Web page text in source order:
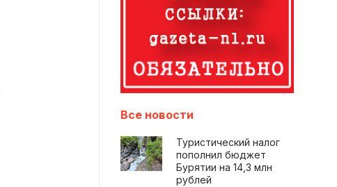
Все новости
Туристический налог
пополнил бюджет
Бурятии на 14,3 млн
рублей